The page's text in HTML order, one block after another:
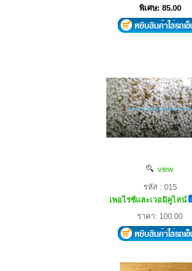
พิเศษ: 85.00
view
รหัส : 015
เพอไรซ์และเวอมิคูไลน์
ราคา: 100.00